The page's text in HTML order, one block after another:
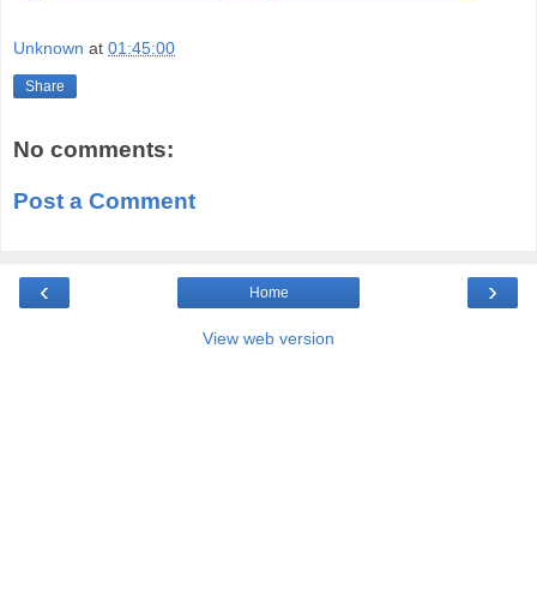
Unknown at 01:45:00
Share
No comments:
Post a Comment
‹ ›
Home
View web version